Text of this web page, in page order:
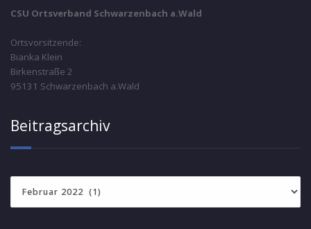
CSU Ortsverband Schwarzenbach a.Wald
Ortsvorsitzende:
Bianka Klein
Birkenstraße 2
95131 Schwarzenbach a.Wald
Beitragsarchiv